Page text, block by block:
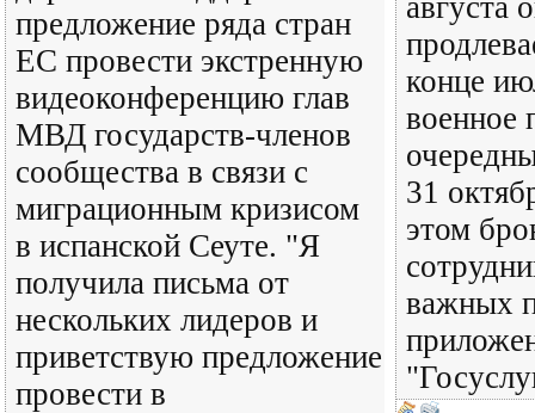
предложение ряда стран
ЕС провести экстренную
видеоконференцию глав
МВД государств-членов
сообщества в связи с
миграционным кризисом
в испанской Сеуте. "Я
получила письма от
нескольких лидеров и
приветствую предложение
провести в
августа
конце
военное
31
этом
важных